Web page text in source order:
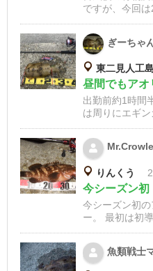
ですが、今回は
ぎーちゃ
東二見人工島
昼間でもア
出勤前約1時間
は周りにエギン
りんくう
今シーズン初
今シーズン初
ー。 最初は初導
魚類戦士